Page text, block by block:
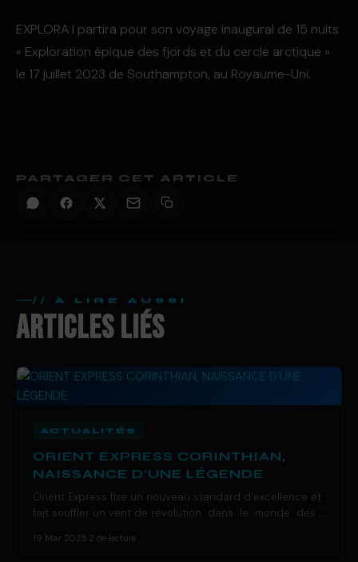
EXPLORA I partira pour son voyage inaugural de 15 nuits
« Exploration épique des fjords et du cercle arctique »
le 17 juillet 2023 de Southampton, au Royaume-Uni.
PARTAGER CET ARTICLE
// À LIRE AUSSI
ARTICLES LIÉS
ACTUALITÉS
ORIENT EXPRESS CORINTHIAN,
NAISSANCE D’UNE LÉGENDE
Orient Express fixe un nouveau standard d’excellence et
fait souffler un vent de révolution dans le monde des …
19 Mar 2025 2 de lecture